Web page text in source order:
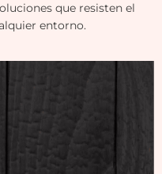
que resisten el
entorno.